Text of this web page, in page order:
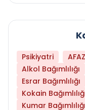
Psikiyatri
Alkol Bağımlılığı
Esrar Bağımlılığı
Kokain
Kumar Bağımlılığı